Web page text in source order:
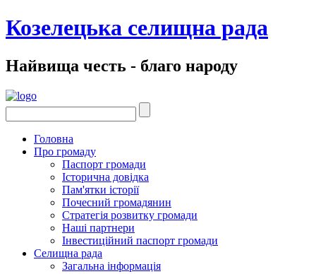
Козелецька селищна рада
Найвища честь - благо народу
Головна
Про громаду
Паспорт громади
Історична довідка
Пам'ятки історії
Почесний громадянин
Стратегія розвитку громади
Наші партнери
Інвестиційний паспорт громади
Селищна рада
Загальна інформація